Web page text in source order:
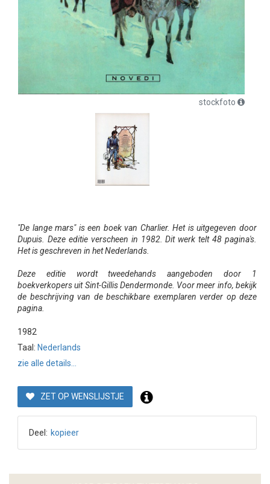
stockfoto
"De lange mars" is een boek van Charlier. Het is uitgegeven door
Dupuis. Deze editie verscheen in 1982. Dit werk telt 48 pagina's.
Het is geschreven in het Nederlands.
Deze editie wordt tweedehands aangeboden door 1
boekverkopers uit Sint-Gillis Dendermonde. Voor meer info, bekijk
de beschrijving van de beschikbare exemplaren verder op deze
pagina.
1982
Taal: Nederlands
zie alle details...
ZET OP WENSLIJSTJE
Deel: kopieer